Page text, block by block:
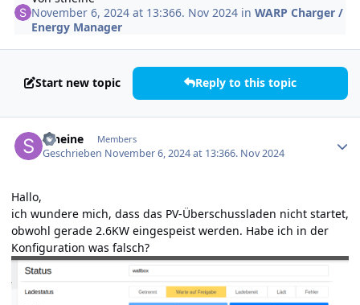
November 6, 2024 at 13:366. Nov 2024 inWARP Charger /
Energy Manager
Start new topic Reply to this topic
stheine Members
Geschrieben November 6, 2024 at 13:366. Nov 2024
Hallo,
ich wundere mich, dass das PV-Über­schuss­laden nicht startet,
obwohl gerade 2.6KW eingespeist werden. Habe ich in der
Konfiguration was falsch?